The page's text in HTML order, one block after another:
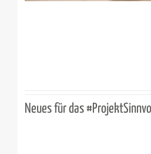
Neues für das #ProjektSinnvoll